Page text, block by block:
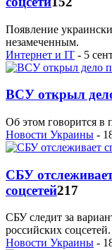
Появление
незамеченным.
Интернет и IT - 5
ВСУ открыл дело
Об этом говорится в
Новости Украины -
СБУ
соцсетей217
СБУ следит за
российских соцсетей.
Новости Украины -